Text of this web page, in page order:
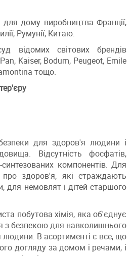
для дому виробництва Франції,
Румунії, Китаю.
відомих світових брендів
Kaiser, Bodum, Peugeot, Emile
тощо.
для здоров'я людини і
Відсутність фосфатів,
компонентів. Для
здоров'я, які страждають
для немовлят і дітей старшого
побутова хімія, яка об'єднує
з безпекою для навколишнього
В асортименті є все, що
догляду за домом і речами, і